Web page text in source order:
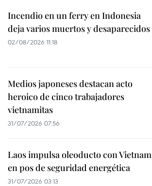
Incendio en un ferry en Indonesia
deja varios muertos y desaparecidos
02/08/2026 11:18
Medios japoneses destacan acto
heroico de cinco trabajadores
vietnamitas
31/07/2026 07:56
Laos impulsa oleoducto con Vietnam
en pos de seguridad energética
31/07/2026 03:13